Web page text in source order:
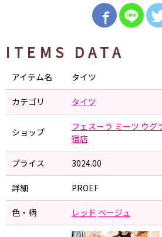
ITEMS DATA
アイテム名 タイツ
カテゴリ タイツ
ショップ
フェスーラ ミーツ ウグ
宿店
プライス 3024.00
詳細 PROEF
色・柄 レッド ベージュ